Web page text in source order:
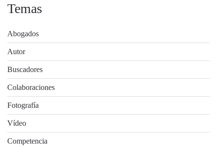
Temas
Abogados
Autor
Buscadores
Colaboraciones
Fotografía
Vídeo
Competencia